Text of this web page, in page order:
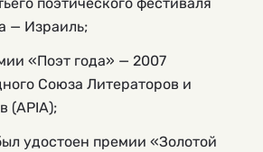
поэтического фестиваля
— Израиль;
«Поэт года» — 2007
Союза Литераторов и
(APIA);
удостоен премии «Золотой